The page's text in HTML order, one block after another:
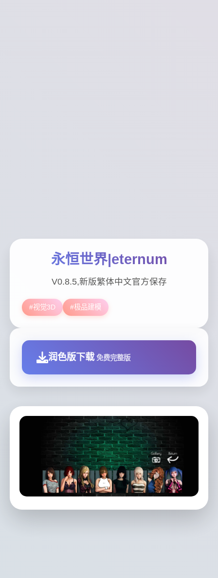
永恒世界|eternum
V0.8.5,新版繁体中文官方保存
#视觉3D #极品建模
润色版下载 免费完整版